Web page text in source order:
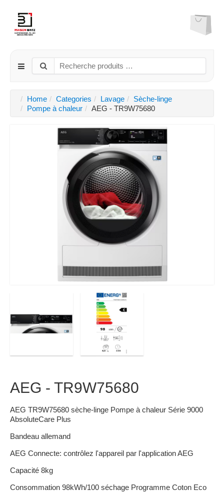
Home Categories Lavage
Sèche-linge
Pompe à chaleur
AEG - TR9W75680
AEG - TR9W75680
AEG TR9W75680 sèche-linge Pompe à chaleur Série 9000
AbsoluteCare Plus
Bandeau allemand
AEG Connecte: contrôlez l'appareil par l'application AEG
Capacité 8kg
Consommation 98kWh/100 séchage Programme Coton Eco